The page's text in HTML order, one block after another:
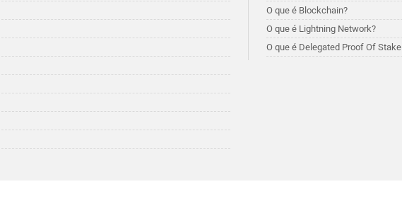
O que é Blockchain?
O que é Lightning Network?
O que é Delegated Proof Of Stake